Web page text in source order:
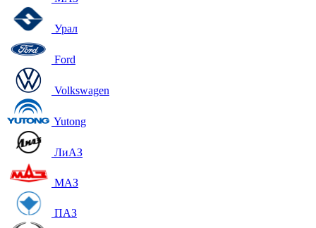
Урал
Ford
Volkswagen
Yutong
ЛиАЗ
МАЗ
ПАЗ